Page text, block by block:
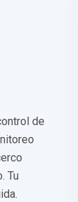
de
Tu